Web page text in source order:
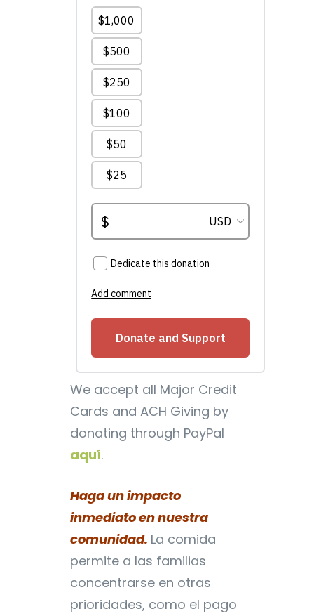
We accept all Major Credit
Cards and ACH Giving by
donating through PayPal
aquí.
Haga un impacto
inmediato en nuestra
comunidad. La comida
permite a las familias
concentrarse en otras
prioridades, como el pago